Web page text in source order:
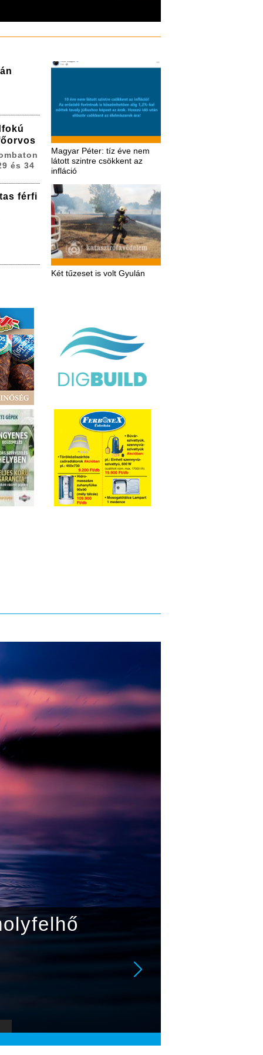
Magyar Péter: tíz éve nem
látott szintre csökkent az
infláció
Két tűzeset is volt Gyulán
és 34
férfi